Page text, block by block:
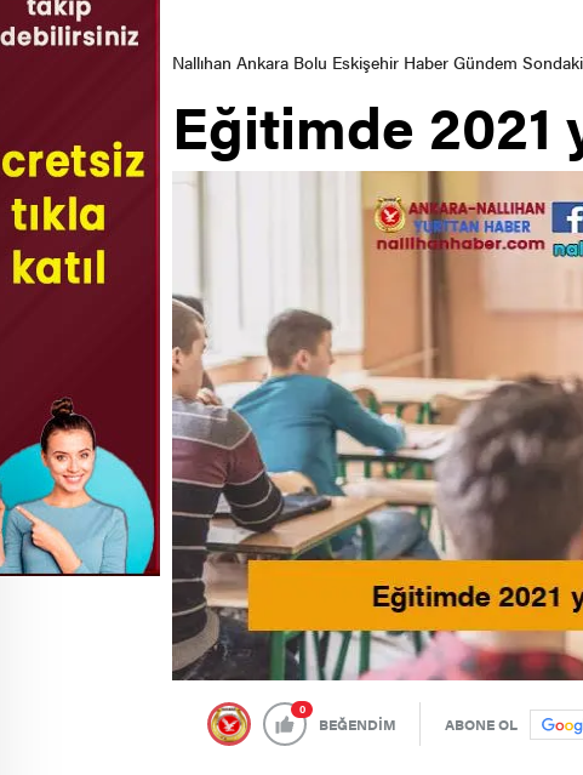
Nallıhan Ankara Bolu Eskişehir Haber Gündem
Eğitimde 2021
0
BEĞENDİM ABONE OL